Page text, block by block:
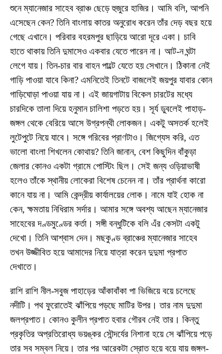
শুনে ম্যানেজার সাহেব ব্রাঞ্চ ছেড়ে হুজুরে হাজির। আমি বলি, আপনি
এসেছেন কেন? তিনি বাংলায় কাতর অনুরোধ করেন তাঁর দেড় বছর হয়ে
গেছে এখানে। পরিবার বহরমপুর ছাড়িয়ে আরো দূরে একা। চাবি
হাতে থাকায় তিনি দুমাসেও একবার যেতে পারেন না। আট-ন ঘন্টা
লেগে যায়। তিন-চার বার বাহন পাল্টে যেতে হয় সেখানে। ঠিকানা নেই
গাড়ি পাওয়া যাবে কিনা? এমনিতেই তিনটে বাজলেই জয়পুর যাবার কোন
গাড়িঘোড়া পাওয়া যায় না। এই জায়গাটায় বিকেল চারটের মধ্যে
চারদিকে তালা দিয়ে হনুমান চালিশা পড়তে হয়। সূর্য ডুবলেই পাহাড়-
জঙ্গল থেকে বেরিয়ে আসে উগ্রপন্থী লোকজন। একটু অসতর্ক হলেই
লুটেপুটে নিয়ে যাবে। সঙ্গে গরিবের প্রাণটাও। জিগ্যেস করি, এত
ভালো বাংলা শিখলেন কোথায়? তিনি জানান, বেশ কিছুদিন বাঁকুড়া
জেলার কোনও একটা গ্রামে পোস্টিং ছিল। সেই জন্য ওড়িয়াভাষী
হলেও তাঁকে স্থানীয় লোকেরা বিশেষ চেনেন না। তাঁর প্রার্থনা কারো
কানে যায় না। আমি কেন্দ্রীয় কার্যালয়ের লোক। নামে যাই হোক না
কেন, ক্ষমতায় নিধিরাম সর্দার। আমার সঙ্গে অবশ্য আছেন ম্যানেজার
সাহেবের দণ্ডমুণ্ডের কর্তা। সঙ্গী বন্ধুটিকে বলি এঁর কেসটা একটু
দেখো। তিনি আশ্বাস দেন। মছকুণ্ড ব্রাঞ্চের ম্যানেজার সাহেব
তখন উজ্জীবিত হয়ে আমাদের নিয়ে যাত্রা করেন দুদুমা প্রপাত
দেখাতে।
রাশি রাশি নীল-সবুজ পাহাড়ের আঁকাবাঁকা পা ভিজিয়ে বয়ে চলেছে
নদীটি। পথ ফুরোতেই ঝাঁপিয়ে পড়ছে মাটির উপর। তার নাম দুদুমা
জলপ্রপাত। কোনও কুলীন প্রপাত হবার গৌরব নেই তার। কিন্তু
প্রকৃতির অপ্রতিরোধ্য ভয়ঙ্কর সৌন্দর্যের নিশানা হয়ে সে ঝাঁপিয়ে পড়ে
তার সব সম্বল নিয়ে। তার পর আরেকটা স্রোত হয়ে বয়ে যায় জঙ্গল-